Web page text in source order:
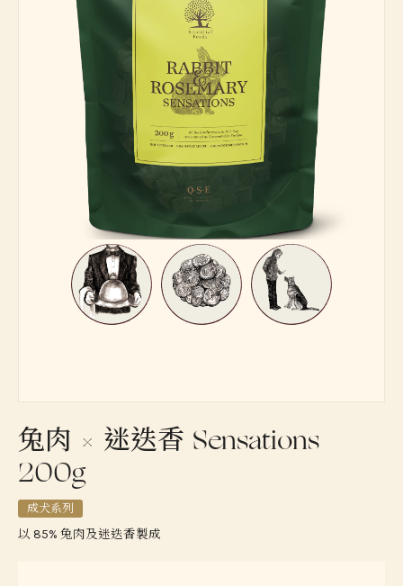
兔肉 × 迷迭香 Sensations
200g
成犬系列
以 85% 兔肉及迷迭香製成